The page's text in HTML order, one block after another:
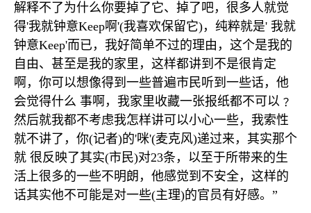
解释不了为什么你要掉了它、掉了吧，很多人就觉
得'我就钟意Keep啊'(我喜欢保留它)，纯粹就是' 我就
钟意Keep'而已，我好简单不过的理由，这个是我的
自由、甚至是我的家里，这样都讲到不是很肯定
啊，你可以想像得到一些普遍市民听到一些话，他
会觉得什么 事啊，我家里收藏一张报纸都不可以﹖
然后就我都不考虑我怎样讲可以小心一些，我索性
就不讲了，你(记者)的'咪'(麦克风)递过来，其实那个
就 很反映了其实(市民)对23条，以至于所带来的生
活上很多的一些不明朗，他感觉到不安全，这样的
话其实他不可能是对一些(主理)的官员有好感。”